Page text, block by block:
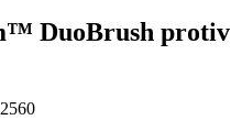
DuoBrush protiv